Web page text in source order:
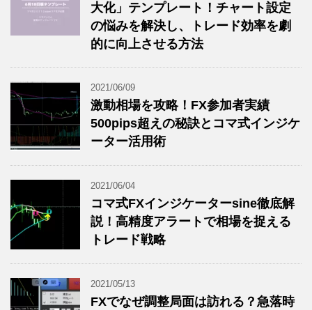
大化」テンプレート！チャート設定
の悩みを解決し、トレード効率を劇
的に向上させる方法
2021/06/09
激動相場を攻略！FX参加者実績
500pips超えの秘訣とコマ式インジケ
ーター活用術
2021/06/04
コマ式FXインジケーターsine徹底解
説！高精度アラートで相場を捉える
トレード戦略
2021/05/13
FXでなぜ調整局面は訪れる？急落時